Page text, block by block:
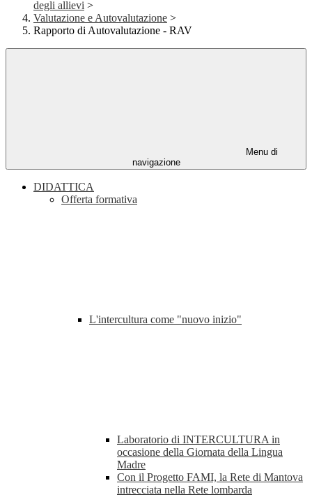
degli allievi >
Valutazione e Autovalutazione >
Rapporto di Autovalutazione - RAV
Menu di
navigazione
DIDATTICA
Offerta formativa
L'intercultura come "nuovo inizio"
Laboratorio di INTERCULTURA in
occasione della Giornata della Lingua
Madre
Con il Progetto FAMI, la Rete di Mantova
intrecciata nella Rete lombarda